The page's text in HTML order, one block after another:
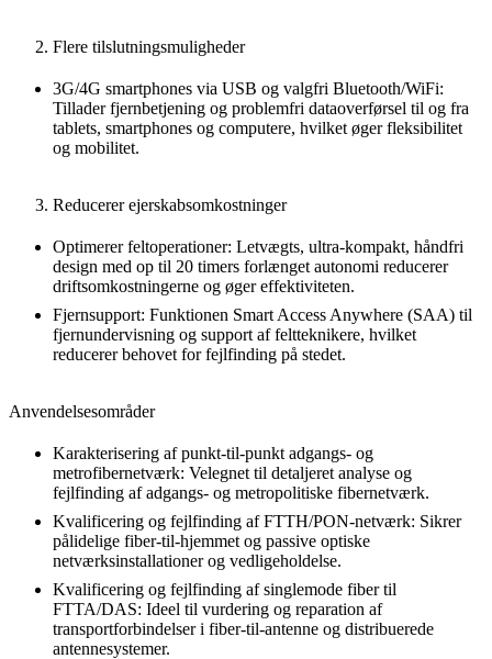
Flere tilslutningsmuligheder
3G/4G smartphones via USB og valgfri Bluetooth/WiFi:
Tillader fjernbetjening og problemfri dataoverførsel til og fra
tablets, smartphones og computere, hvilket øger fleksibilitet
og mobilitet.
Reducerer ejerskabsomkostninger
Optimerer feltoperationer: Letvægts, ultra-kompakt, håndfri
design med op til 20 timers forlænget autonomi reducerer
driftsomkostningerne og øger effektiviteten.
Fjernsupport: Funktionen Smart Access Anywhere (SAA) til
fjernundervisning og support af feltteknikere, hvilket
reducerer behovet for fejlfinding på stedet.
Anvendelsesområder
Karakterisering af punkt-til-punkt adgangs- og
metrofibernetværk: Velegnet til detaljeret analyse og
fejlfinding af adgangs- og metropolitiske fibernetværk.
Kvalificering og fejlfinding af FTTH/PON-netværk: Sikrer
pålidelige fiber-til-hjemmet og passive optiske
netværksinstallationer og vedligeholdelse.
Kvalificering og fejlfinding af singlemode fiber til
FTTA/DAS: Ideel til vurdering og reparation af
transportforbindelser i fiber-til-antenne og distribuerede
antennesystemer.